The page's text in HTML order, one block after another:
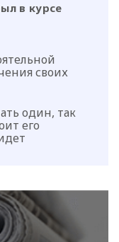
в курсе
своих
один, так
его